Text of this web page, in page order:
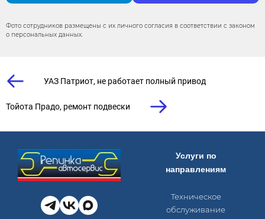
Фото сотрудников размещены с их личного согласия в соответствии с законом
о персональных данных.
УАЗ Патриот, не работает полный привод
Тойота Прадо, ремонт подвески
Услуги по
направлениям
Техническое
обслуживание